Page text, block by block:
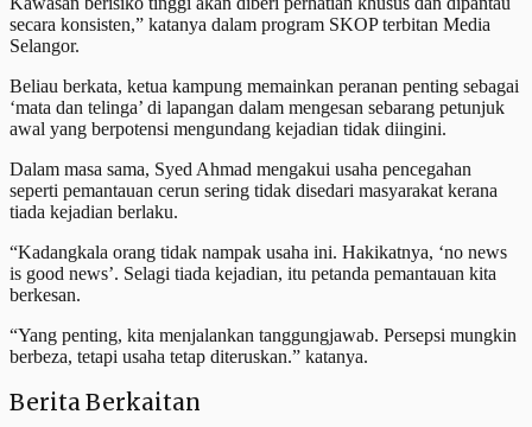
secara konsisten,” katanya dalam program SKOP terbitan Media
Selangor.
Beliau berkata, ketua kampung memainkan peranan penting sebagai
‘mata dan telinga’ di lapangan dalam mengesan sebarang petunjuk
awal yang berpotensi mengundang kejadian tidak diingini.
Dalam masa sama, Syed Ahmad mengakui usaha pencegahan
seperti pemantauan cerun sering tidak disedari masyarakat kerana
tiada kejadian berlaku.
“Kadangkala orang tidak nampak usaha ini. Hakikatnya, ‘no news
is good news’. Selagi tiada kejadian, itu petanda pemantauan kita
berkesan.
“Yang penting, kita menjalankan tanggungjawab. Persepsi mungkin
berbeza, tetapi usaha tetap diteruskan.” katanya.
Berita Berkaitan